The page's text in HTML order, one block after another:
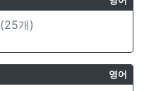
(25개)
영어